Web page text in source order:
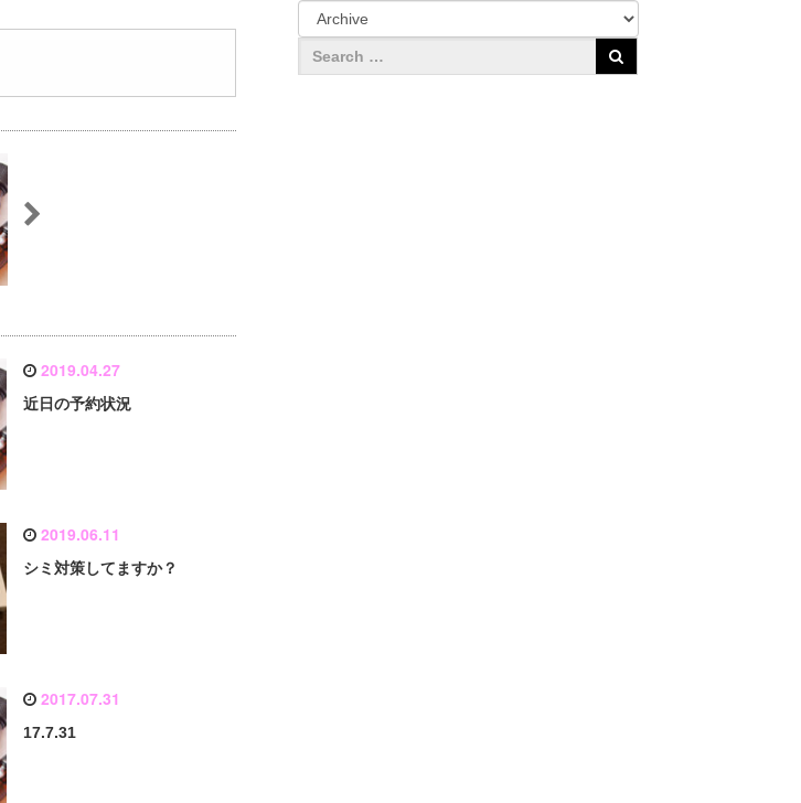
2019.04.27
近日の予約状況
2019.06.11
シミ対策してますか？
2017.07.31
17.7.31